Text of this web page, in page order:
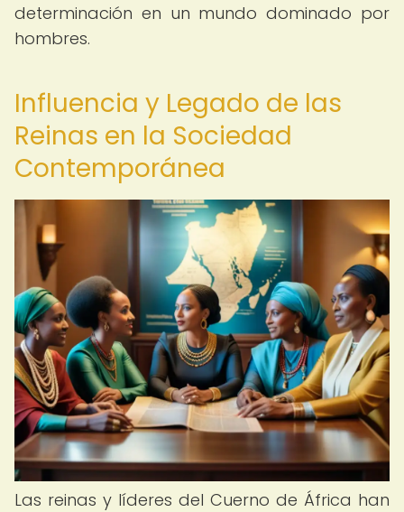
determinación en un mundo dominado por
hombres.
Influencia y Legado de las
Reinas en la Sociedad
Contemporánea
Las reinas y líderes del Cuerno de África han